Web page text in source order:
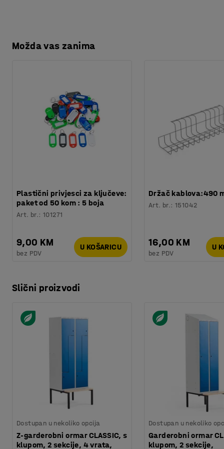
Možda vas zanima
Plastični privjesci za ključeve:
paket od 50 kom : 5 boja
Art. br.:101271
9,00 KM
bez PDV
U KOŠARICU
Držač kablova:490
Art. br.:151042
16,00 KM
bez PDV
U
Slični proizvodi
Dostupan u nekoliko opcija
Z-garderobni ormar CLASSIC, s
klupom, 2 sekcije, 4 vrata,
Dostupan u nekoliko
Garderobni ormar
klupom, 2 sekcije,